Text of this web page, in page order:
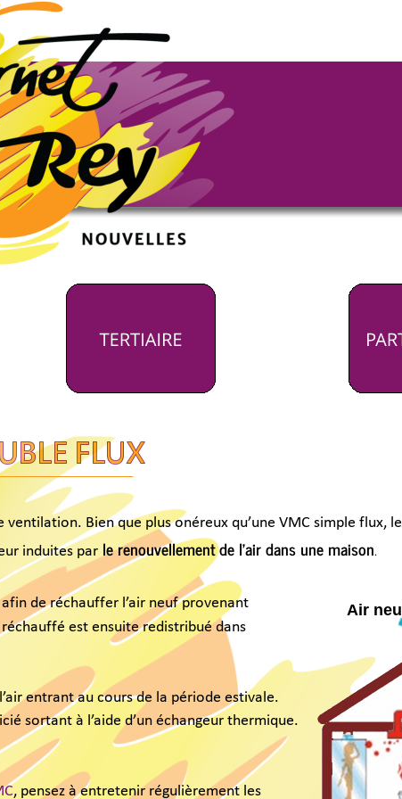
Bien que plus onéreux qu’une VMC simple flux, les
par le renouvellement de l’air dans une maison.
de réchauffer l’air neuf provenant
est ensuite redistribué dans
entrant au cours de la période estivale.
à l’aide d’un échangeur thermique.
à entretenir régulièrement les
Air neuf